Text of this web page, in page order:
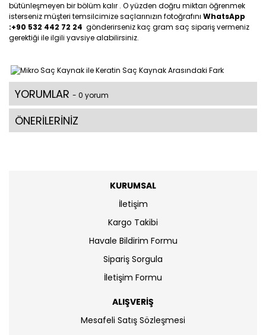
bütünleşmeyen bir bölüm kalır . O yüzden doğru miktarı öğrenmek
isterseniz müşteri temsilcimize saçlarınızın fotoğrafını WhatsApp
:+90 532 442 72 24 gönderirseniz kaç gram saç sipariş vermeniz
gerektiği ile ilgili yavsiye alabilirsiniz.
YORUMLAR - 0 yorum
ÖNERİLERİNİZ
KURUMSAL
İletişim
Kargo Takibi
Havale Bildirim Formu
Sipariş Sorgula
İletişim Formu
ALIŞVERİŞ
Mesafeli Satış Sözleşmesi